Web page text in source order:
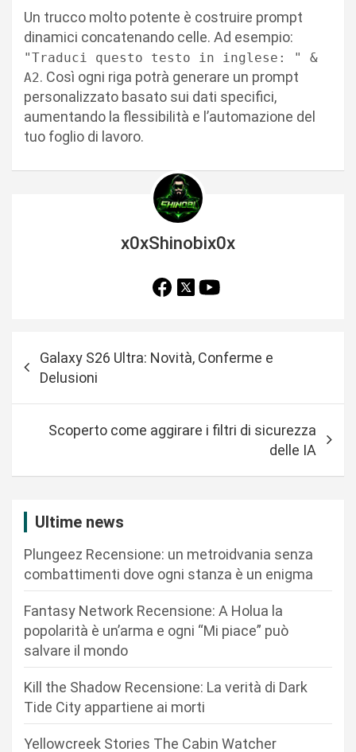
Un trucco molto potente è costruire prompt
dinamici concatenando celle. Ad esempio:
"Traduci questo testo in inglese: " &
A2. Così ogni riga potrà generare un prompt
personalizzato basato sui dati specifici,
aumentando la flessibilità e l’automazione del
tuo foglio di lavoro.
x0xShinobix0x
a
Galaxy S26 Ultra: Novità, Conferme e
Delusioni
Scoperto come aggirare i filtri di sicurezza
delle IA
Ultime news
Plungeez Recensione: un metroidvania senza
combattimenti dove ogni stanza è un enigma
Fantasy Network Recensione: A Holua la
popolarità è un’arma e ogni “Mi piace” può
salvare il mondo
Kill the Shadow Recensione: La verità di Dark
Tide City appartiene ai morti
Yellowcreek Stories The Cabin Watcher